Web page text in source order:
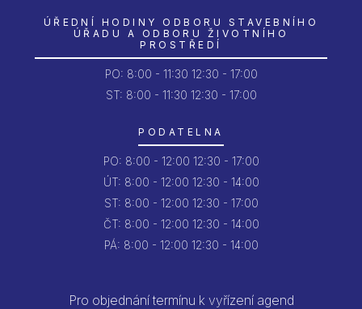
ÚŘEDNÍ HODINY ODBORU STAVEBNÍHO
ÚŘADU A ODBORU ŽIVOTNÍHO
PROSTŘEDÍ
PO: 8:00 - 11:30 12:30 - 17:00
ST: 8:00 - 11:30 12:30 - 17:00
PODATELNA
PO: 8:00 - 12:00 12:30 - 17:00
ÚT: 8:00 - 12:00 12:30 - 14:00
ST: 8:00 - 12:00 12:30 - 17:00
ČT: 8:00 - 12:00 12:30 - 14:00
PÁ: 8:00 - 12:00 12:30 - 14:00
Pro objednání termínu k vyřízení agend